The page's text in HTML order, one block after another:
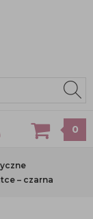
0
– czarna